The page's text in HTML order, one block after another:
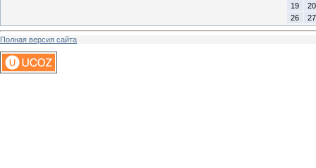
19
20
26
27
Полная версия сайта